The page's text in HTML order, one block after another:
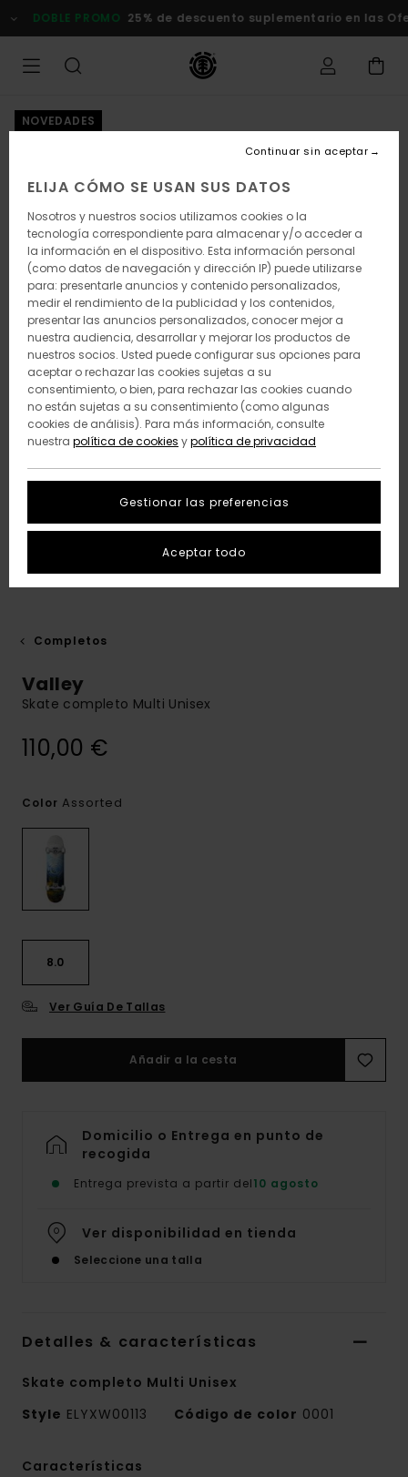
la
DOBLE PROMO 25% de descuento suplementario en las
NOVEDADES
Completos
Valley
Skate completo Multi Unisex
110,00 €
Color Assorted
8.0
Ver Guía De Tallas
Añadir a la cesta
Domicilio o Entrega en punto de
recogida
Entrega prevista a partir del10 agosto
Ver disponibilidad en tienda
Seleccione una talla
Detalles & características
Skate completo Multi Unisex
Style ELYXW00113 Código de color 0001
Características
ELIJA CÓMO SE USAN SUS DATOS
Nosotros y nuestros socios utilizamos cookies o la
tecnología correspondiente para almacenar y/o acceder a
la información en el dispositivo. Esta información personal
(como datos de navegación y dirección IP) puede utilizarse
para: presentarle anuncios y contenido personalizados,
medir el rendimiento de la publicidad y los contenidos,
presentar las anuncios personalizados, conocer mejor a
nuestra audiencia, desarrollar y mejorar los productos de
nuestros socios. Usted puede configurar sus opciones para
aceptar o rechazar las cookies sujetas a su
consentimiento, o bien, para rechazar las cookies cuando
no están sujetas a su consentimiento (como algunas
cookies de análisis). Para más información, consulte
nuestra política de cookies ypolítica de privacidad
Gestionar las preferencias
Continuar sin aceptar
Aceptar todo